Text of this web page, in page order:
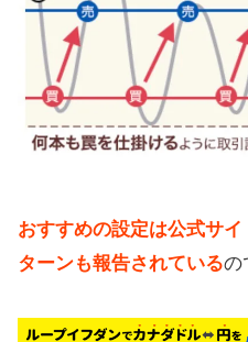
おすすめの設定は公式サ
ターンも報告されているの